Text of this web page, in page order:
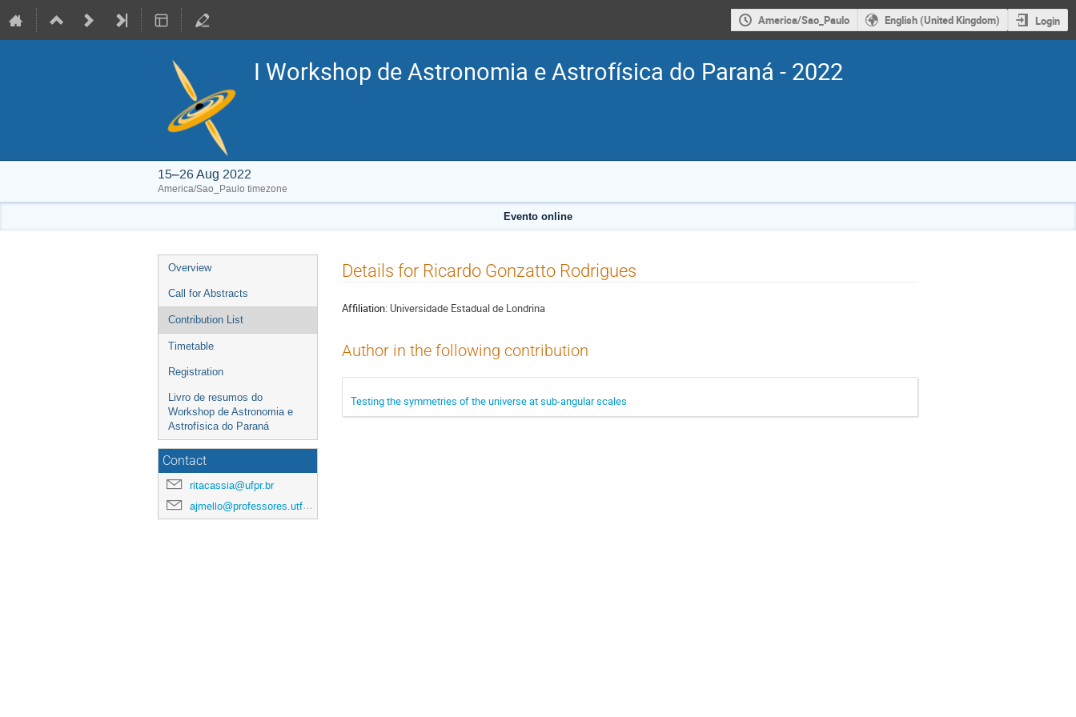
America/Sao_Paulo English (United Kingdom) Login
I Workshop de Astronomia e Astrofísica do Paraná - 2022
15–26 Aug 2022
America/Sao_Paulo timezone
Evento online
Event
menu
Overview
Call for Abstracts
Contribution List
Timetable
Registration
Livro de resumos do
Workshop de Astronomia e
Astrofísica do Paraná
Contact
ritacassia@ufpr.br
ajmello@professores.utfpr.edu.br
Details for Ricardo Gonzatto Rodrigues
Affiliation: Universidade Estadual de Londrina
Author in the following contribution
Testing the symmetries of the universe at sub-angular scales